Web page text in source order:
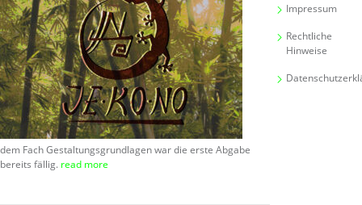
dem Fach Gestaltungsgrundlagen war die erste Abgabe
bereits fällig. read more
Impressum
Rechtliche
Hinweise